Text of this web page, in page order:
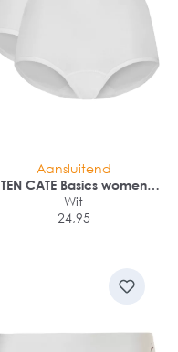
Aansluitend
TEN CATE Basics women
high waist (2-pack)
Wit
24,95